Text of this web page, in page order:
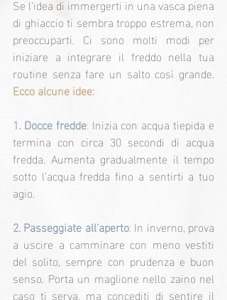
Se l’idea di immergerti in una vasca piena
di ghiaccio ti sembra troppo estrema, non
preoccuparti. Ci sono molti modi per
iniziare a integrare il freddo nella tua
Ecco alcune idee:
1. Docce fredde: Inizia con acqua tiepida e
termina con circa 30 secondi di acqua
fredda. Aumenta gradualmente il tempo
sotto l’acqua fredda fino a sentirti a tuo
agio.
2. Passeggiate all’aperto: In inverno, prova
a uscire a camminare con meno vestiti
del solito, sempre con prudenza e buon
senso. Porta un maglione nello zaino nel
caso ti serva, ma concediti di sentire il